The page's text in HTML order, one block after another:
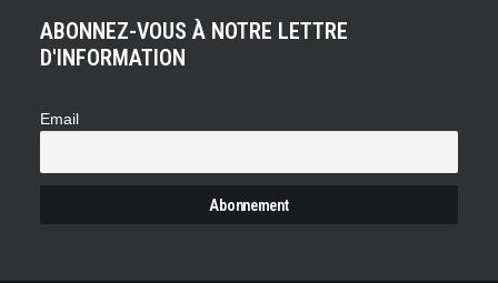
ABONNEZ-VOUS À NOTRE LETTRE
D'INFORMATION
Email